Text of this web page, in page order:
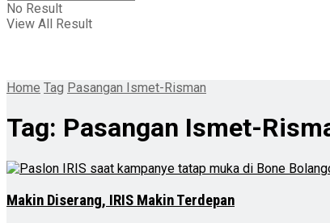
No Result
View All Result
Home Tag Pasangan Ismet-Risman
Tag: Pasangan Ismet-
Makin Diserang, IRIS Makin Terdepan